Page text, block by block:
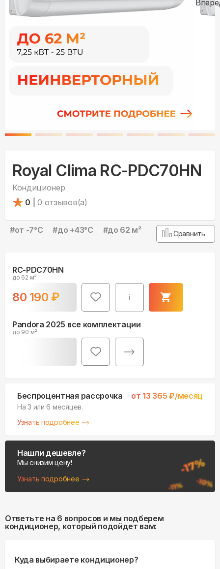
Royal Clima RC-PDC70HN
Кондиционер
0
0 отзывов(а)
#от -7°С #до +43°С #до 62 м² Сравнить
RC-PDC70HN
до 62 м²
80 190 ₽ i
Pandora 2025 все комплектации
до 90 м²
Беспроцентная рассрочка от 13 365 ₽/месяц
На 3 или 6 месяцев.
Узнать подробнее
Нашли дешевле?
Мы снизим цену!
Узнать подробнее
Ответьте на 6 вопросов и мы подберем
кондиционер, который подойдет вам:
Куда выбираете кондиционер?